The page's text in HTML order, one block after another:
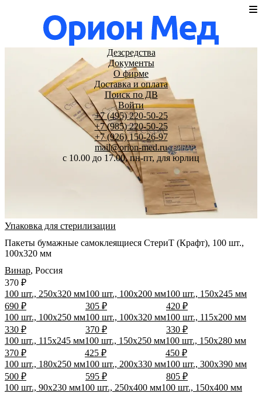
Дезсредства
Документы
О фирме
Доставка и оплата
Поиск по ДВ
Войти
+7 (495) 220-50-25
+7 (985) 220-50-25
+7 (926) 150-26-97
mail@orion-med.ru
c 10.00 до 17.00, пн-пт, для юрлиц
Упаковка для стерилизации
Пакеты бумажные самоклеящиеся СтериТ (Крафт), 100 шт.,
100х320 мм
Винар, Россия
100 шт., 250х320 мм
690 ₽
100 шт., 100х200 мм
305 ₽
100 шт., 150х245 мм
420 ₽
100 шт., 100х250 мм
330 ₽
100 шт., 100х320 мм
370 ₽
100 шт., 115х200 мм
330 ₽
100 шт., 115х245 мм
370 ₽
100 шт., 150х250 мм
425 ₽
100 шт., 150х280 мм
450 ₽
100 шт., 180х250 мм
500 ₽
100 шт., 200х330 мм
595 ₽
100 шт., 300х390 мм
805 ₽
100 шт., 90х230 мм100 шт., 250х400 мм100 шт., 150х400 мм
370 ₽